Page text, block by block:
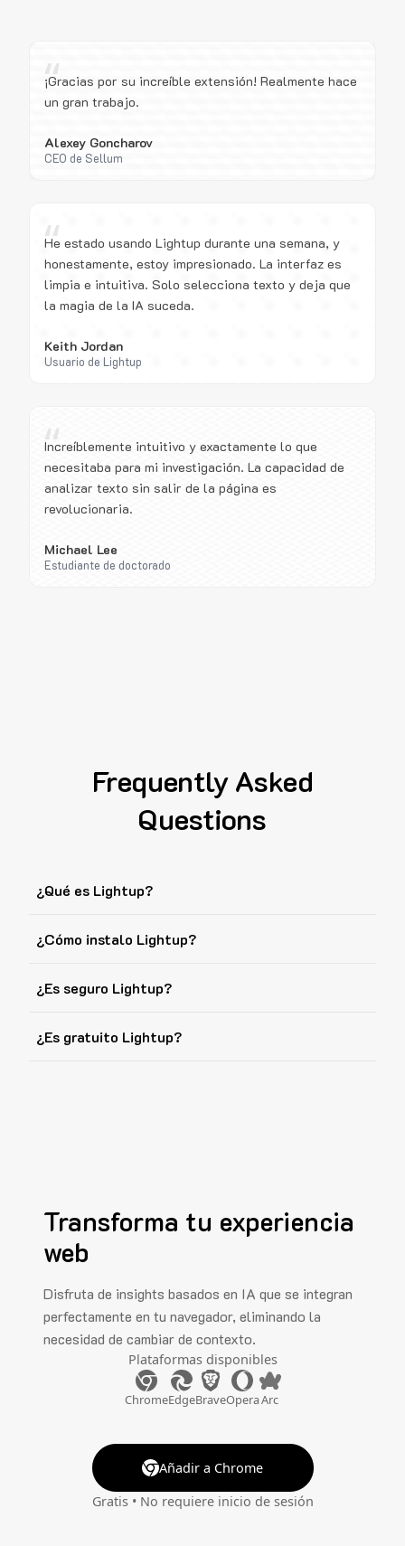
“
¡Gracias por su increíble extensión! Realmente hace
un gran trabajo.
Alexey Goncharov
CEO de Sellum
“
He estado usando Lightup durante una semana, y
honestamente, estoy impresionado. La interfaz es
limpia e intuitiva. Solo selecciona texto y deja que
la magia de la IA suceda.
Keith Jordan
Usuario de Lightup
“
Increíblemente intuitivo y exactamente lo que
necesitaba para mi investigación. La capacidad de
analizar texto sin salir de la página es
revolucionaria.
Michael Lee
Estudiante de doctorado
Frequently Asked
Questions
¿Qué es Lightup?
¿Cómo instalo Lightup?
¿Es seguro Lightup?
¿Es gratuito Lightup?
Transforma tu experiencia
web
Disfruta de insights basados en IA que se integran
perfectamente en tu navegador, eliminando la
necesidad de cambiar de contexto.
Plataformas disponibles
ChromeEdgeBraveOperaArc
Añadir a Chrome
Gratis • No requiere inicio de sesión